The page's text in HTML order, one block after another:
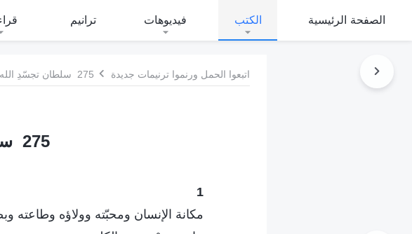
الصفحة الرئيسية الكتب فيديوهات ترانيم
اتبعوا الحمل ورنموا ترنيمات جديدة 275 سلطان تجسّدِ الله وأهميته
275 سلطان تجسّدِ الله وأهميته
1
مكانة الإنسان ومحبّته وولاؤه وطاعته